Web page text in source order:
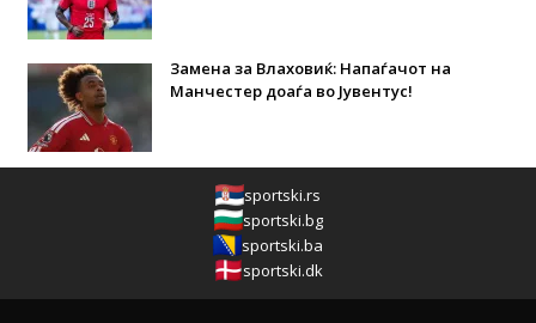
Замена за Влаховиќ: Напаѓачот на
Манчестер доаѓа во Јувентус!
sportski.rs
sportski.bg
sportski.ba
sportski.dk